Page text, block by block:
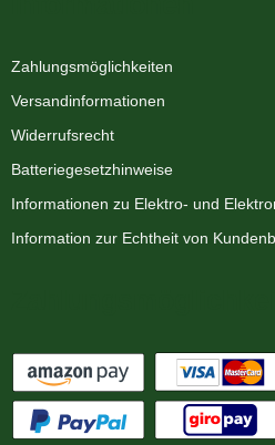
Zahlungsmöglichkeiten
Versandinformationen
Widerrufsrecht
Batteriegesetzhinweise
Informationen zu Elektro- und
Information zur Echtheit von